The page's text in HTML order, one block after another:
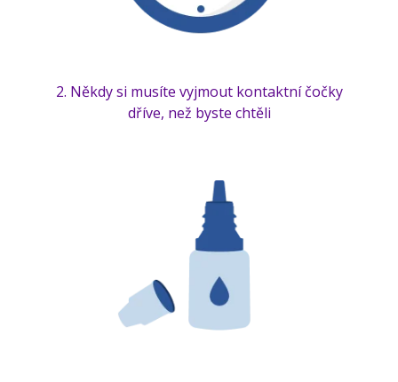
2. Někdy si musíte vyjmout kontaktní čočky
dříve, než byste chtěli